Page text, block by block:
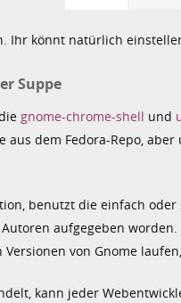
Ihr könnt natürlich
Suppe
gnome-chrome-shell und
dem Fedora-Repo,
benutzt die einfach
aufgegeben
von Gnome
kann jeder